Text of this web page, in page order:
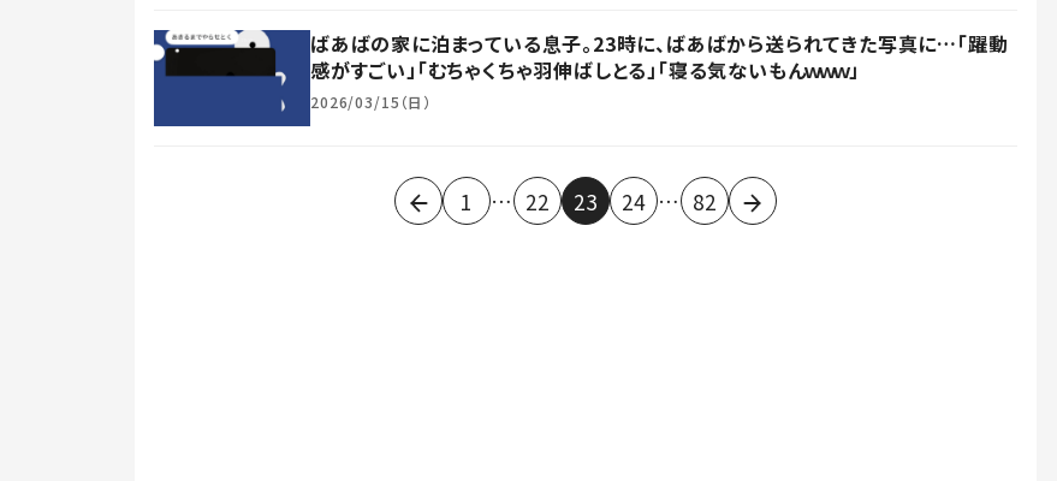
ばあばの家に泊まっている息子。23時に、ばあばから送られてきた写真に…「躍動
感がすごい」「むちゃくちゃ羽伸ばしとる」「寝る気ないもんｗｗｗ」
2026/03/15（日）
1 … 22 23 24 … 82